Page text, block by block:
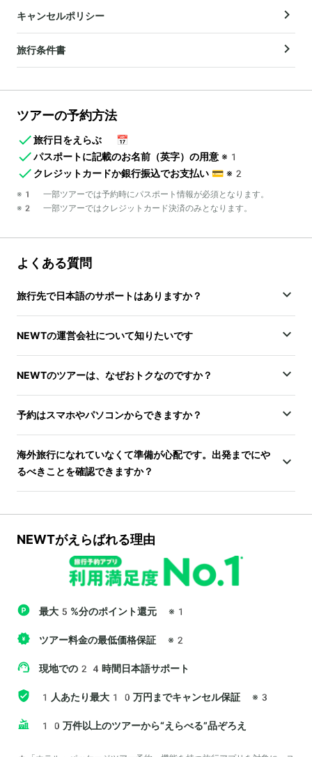
キャンセルポリシー
旅行条件書
ツアーの予約方法
旅行日をえらぶ
📅
パスポートに記載のお名前（英字）の用意 ※1
クレジットカードか銀行振込でお支払い 💳 ※2
※1 一部ツアーでは予約時にパスポート情報が必須となります。
※2 一部ツアーではクレジットカード決済のみとなります。
よくある質問
旅行先で日本語のサポートはありますか？
NEWTの運営会社について知りたいです
NEWTのツアーは、なぜおトクなのですか？
予約はスマホやパソコンからできますか？
海外旅行になれていなくて準備が心配です。出発までにや
るべきことを確認できますか？
NEWTがえらばれる理由
最大5%分のポイント還元 ※1
ツアー料金の最低価格保証 ※2
現地での24時間日本語サポート
1人あたり最大10万円までキャンセル保証 ※3
10万件以上のツアーから“えらべる”品ぞろえ